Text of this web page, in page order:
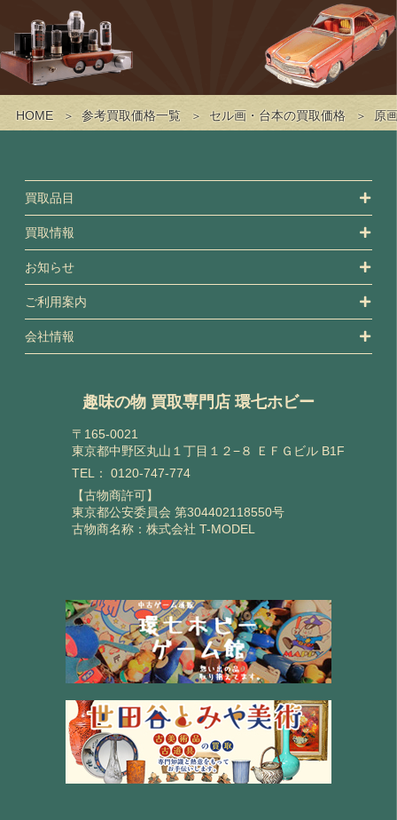
HOME 参考買取価格一覧 セル画・台本の買取価格 原
買取品目
買取情報
お知らせ
ご利用案内
会社情報
趣味の物 買取専門店 環七ホビー
〒165-0021
東京都中野区丸山１丁目１２−８ ＥＦＧビル B1F
TEL： 0120-747-774
【古物商許可】
東京都公安委員会 第304402118550号
古物商名称：株式会社 T-MODEL